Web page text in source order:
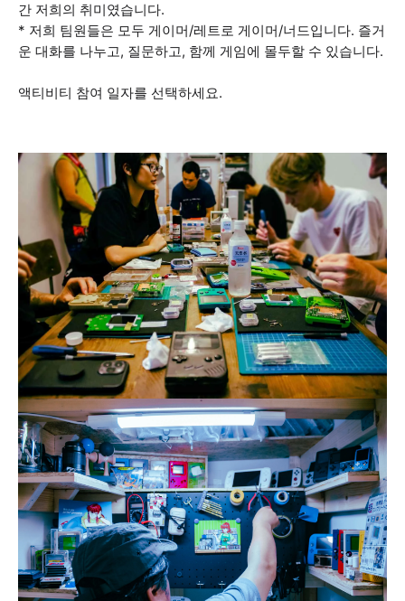
간 저희의 취미였습니다.
* 저희 팀원들은 모두 게이머/레트로 게이머/너드입니다. 즐거
운 대화를 나누고, 질문하고, 함께 게임에 몰두할 수 있습니다.
액티비티 참여 일자를 선택하세요.